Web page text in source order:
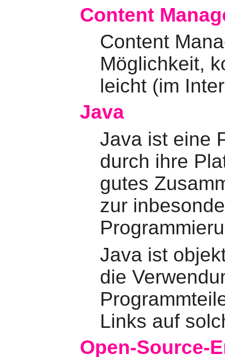
Content
Content
Möglichkeit,
leicht (im
Java
Java ist eine
durch ihre
gutes
zur
Java ist
die
Links auf
Open-Source-